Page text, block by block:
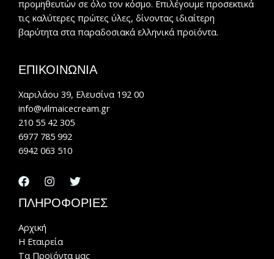
προμηθευτών σε όλο τον κόσμο. Επιλέγουμε προσεκτικά
τις καλύτερες πρώτες ύλες, δίνοντας ιδιαίτερη
βαρύτητα στα παραδοσιακά ελληνικά προϊόντα.
ΕΠΙΚΟΙΝΩΝΙΑ
Χαριλάου 39, Ελευσίνα 192 00
info@vilmaicecream.gr
210 55 42 305
6977 785 992
6942 063 510
ΠΛΗΡΟΦΟΡΙΕΣ
Αρχική
Η Εταιρεία
Τα Προϊόντα μας